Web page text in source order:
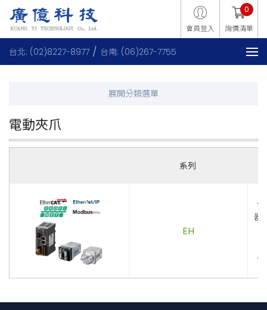
會員登入 詢價清單
0
台北: (02)8227-8977 台南: (06)267-7755
電動夾爪
系列
EH
器